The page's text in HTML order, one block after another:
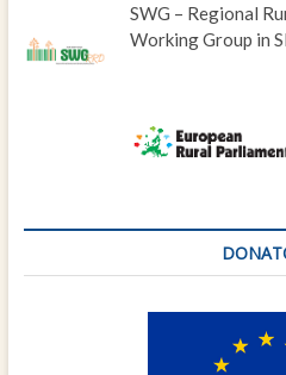
SWG – Regional
Working Group in